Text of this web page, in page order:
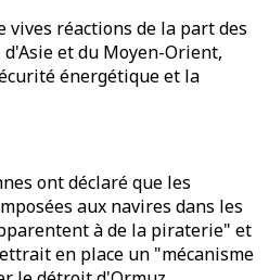
vives réactions de la part des
et du Moyen-Orient,
énergétique et la
ont déclaré que les
aux navires dans les
à de la piraterie" et
en place un "mécanisme